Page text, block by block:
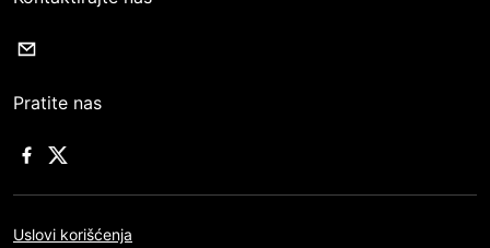
Pratite nas
Uslovi korišćenja